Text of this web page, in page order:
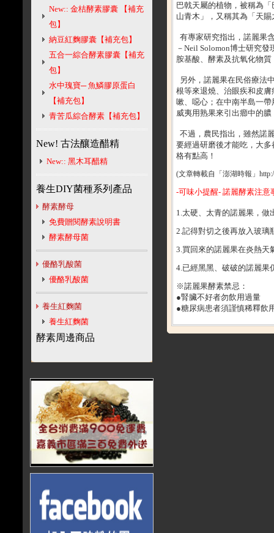
New:: 金桔酵素膠囊 【補充
包】
納豆紅麴膠囊【補充包】
五合一綜合酵素膠囊【補充
包】
水中瑰寶─ 魚鱗膠原蛋白
【補充包】
青苦瓜綜合酵素【補充包】
New! 古法釀造醋精
New:: 黑木耳醋精
養生DIY菌種系列產品
酵素酵母
免費贈閱酵素說明書
酵素酵母菌
優酪乳酸菌
優酪乳酸菌
養生紅麴菌
養生紅麴菌
酵素周邊商品
巴戟天屬的植物，被稱為
山青木」，又稱其為「天賜
有專家研究指出，諾麗果
－Neil Solomon博士研究
胺基酸、酵素及抗氧化物
另外，諾麗果在民俗療法
根等來退燒、治眼疾和皮
嗽、噁心；在中南半島一
威夷用熟果來引出癤中的
不過，農民指出，雖然諾
要經過研磨後才能吃，大
格有點高！
(文章轉載自「澎湖時報」
-可味小提醒- 諾麗酵素注意
1.太硬、太青的諾麗果，
2.記得對切之後再放入玻璃
3.買回來的諾麗果在炎熱天
4.已經黑黑、 破破的諾麗果
※諾麗果酵素禁忌：
●腎臟不好者勿飲用過量
●糖尿病患者須謹慎稀釋飲